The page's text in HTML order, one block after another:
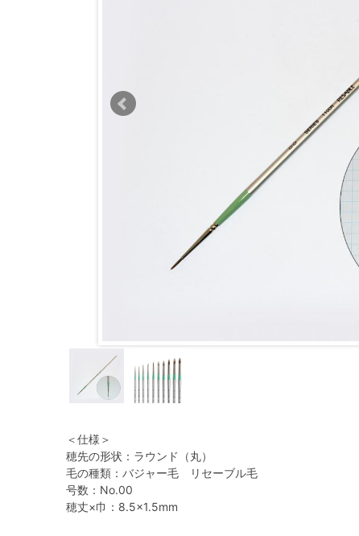
＜仕様＞
穂先の形状：ラウンド（丸）
毛の種類：バジャー毛 リセーブル毛
号数：No.00
穂丈×巾：8.5×1.5mm